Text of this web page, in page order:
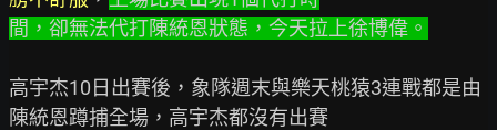
間，卻無法代打陳統恩狀態，今天拉上徐博偉。
高宇杰10日出賽後，象隊週末與樂天桃猿3連戰都是由
陳統恩蹲捕全場，高宇杰都沒有出賽